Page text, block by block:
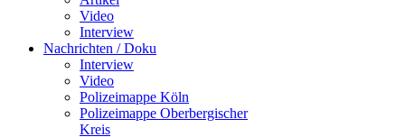
Video
Interview
Nachrichten / Doku
Interview
Video
Polizeimappe Köln
Polizeimappe Oberbergischer
Kreis